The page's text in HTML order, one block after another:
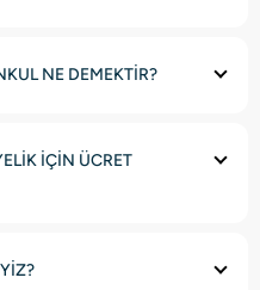
NE DEMEKTİR?
İÇİN ÜCRET